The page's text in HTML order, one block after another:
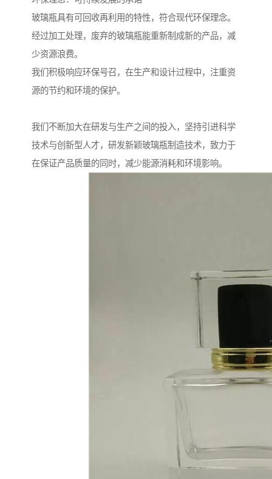
玻璃瓶具有可回收再利用的特性，符合现代环保理念。
经过加工处理，废弃的玻璃瓶能重新制成新的产品，减
少资源浪费。
我们积极响应环保号召，在生产和设计过程中，注重资
源的节约和环境的保护。
我们不断加大在研发与生产之间的投入，坚持引进科学
技术与创新型人才，研发新颖玻璃瓶制造技术，致力于
在保证产品质量的同时，减少能源消耗和环境影响。